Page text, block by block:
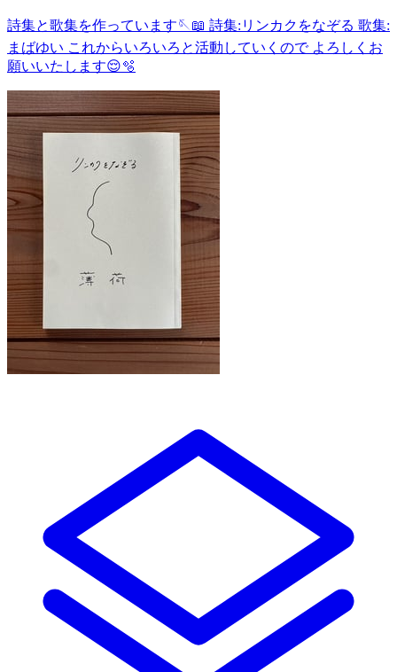
詩集と歌集を作っています🪡📖 詩集:リンカクをなぞる 歌集:
まばゆい これからいろいろと活動していくので よろしくお
願いいたします😌🫧